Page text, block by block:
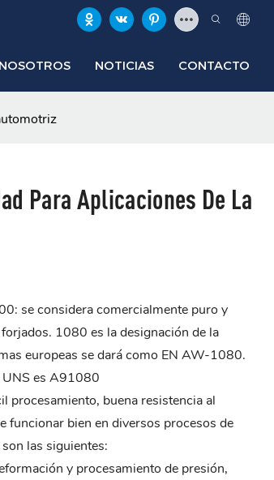
NOTICIAS CONTACTO
Para Aplicaciones De La
se considera comercialmente puro y
1080 es la designación de la
europeas se dará como EN AW-1080.
UNS es A91080
procesamiento, buena resistencia al
funcionar bien en diversos procesos de
las siguientes:
y procesamiento de presión,